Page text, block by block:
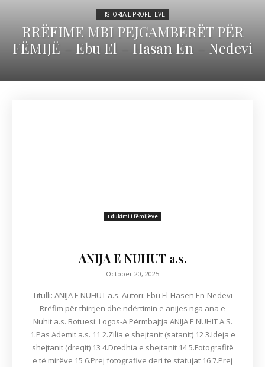
HISTORIA E PROFETËVE
RRËFIME MBI PEJGAMBERËT PËR
FËMIJË – Ebu El – Hasan En – Nedevi
Edukimi i fëmijëve
ANIJA E NUHUT a.s.
October 20, 2025
Titulli: ANIJA E NUHUT a.s. Autori: Ebu El-Hasen En-Nedevi
Rrëfim për thirrjen dhe ndërtimin e anijes nga ana e
Nuhit a.s. Botuesi: Logos-A Përmbajtja ANIJA E NUHIT A.S.
1.Pas Ademit a.s. 11 2.Zilia e shejtanit (satanit) 12 3.Ideja e
shejtanit (dreqit) 13 4.Dredhia e shejtanit 14 5.Fotografitë
e të mirëve 15 6.Prej fotografive deri te statujat 16 7.Prej